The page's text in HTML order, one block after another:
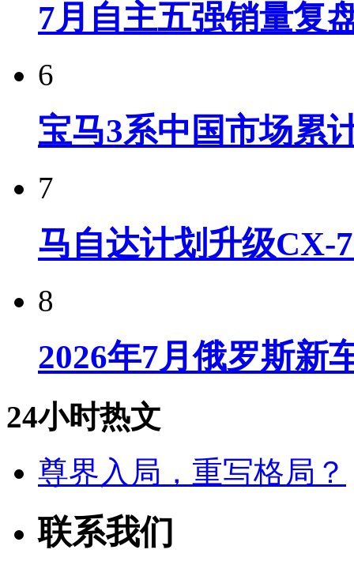
7月自主五强销量复
6
宝马3系中国市场累
7
马自达计划升级CX-
8
2026年7月俄罗斯新
24小时热文
尊界入局，重写格局？
联系我们